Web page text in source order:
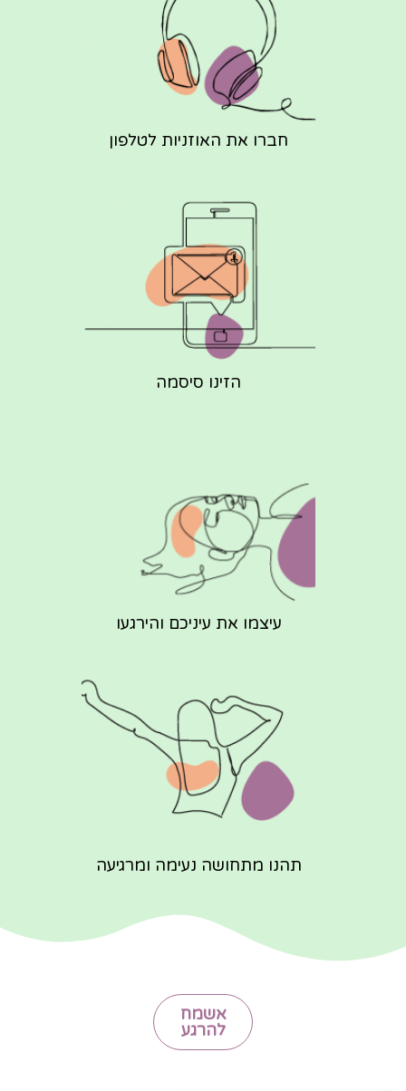
חברו את האוזניות לטלפון
הזינו סיסמה
עיצמו את עיניכם והירגעו
תהנו מתחושה נעימה ומרגיעה
אשמח
להרגע